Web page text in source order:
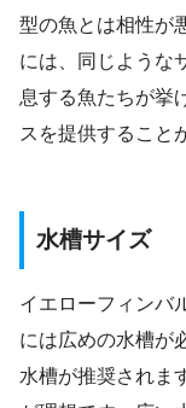
型の魚とは相性が
には、同じような
息する魚たちが挙
スを提供すること
水槽サイズ
イエローフィンバ
には広めの水槽が
水槽が推奨されま